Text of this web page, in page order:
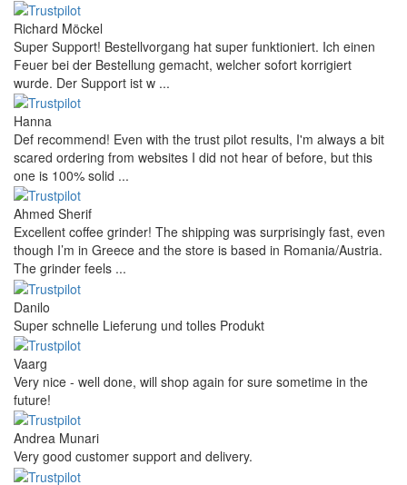
Richard Möckel
Super Support! Bestellvorgang hat super funktioniert. Ich einen
Feuer bei der Bestellung gemacht, welcher sofort korrigiert
wurde. Der Support ist w ...
Hanna
Def recommend! Even with the trust pilot results, I'm always a bit
scared ordering from websites I did not hear of before, but this
one is 100% solid ...
Ahmed Sherif
Excellent coffee grinder! The shipping was surprisingly fast, even
though I’m in Greece and the store is based in Romania/Austria.
The grinder feels ...
Danilo
Super schnelle Lieferung und tolles Produkt
Vaarg
Very nice - well done, will shop again for sure sometime in the
future!
Andrea Munari
Very good customer support and delivery.